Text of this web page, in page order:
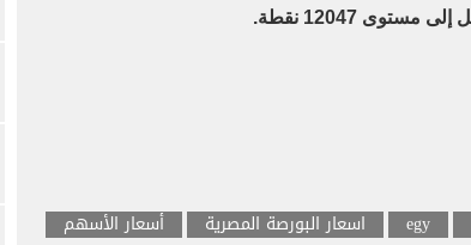
egy اسعار البورصة المصرية
أسعار الأسهم